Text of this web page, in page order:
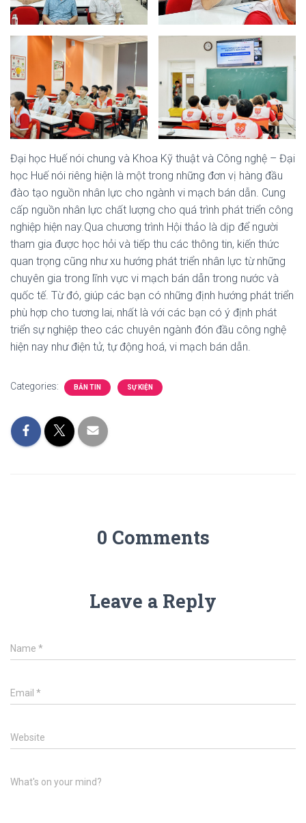
Đại học Huế nói chung và Khoa Kỹ thuật và Công nghệ – Đại
học Huế nói riêng hiện là một trong những đơn vị hàng đầu
đào tạo nguồn nhân lực cho ngành vi mạch bán dẫn. Cung
cấp nguồn nhân lực chất lượng cho quá trình phát triển công
nghiệp hiện nay.Qua chương trình Hội thảo là dịp để người
tham gia được học hỏi và tiếp thu các thông tin, kiến thức
quan trọng cũng như xu hướng phát triển nhân lực từ những
chuyên gia trong lĩnh vực vi mạch bán dẫn trong nước và
quốc tế. Từ đó, giúp các bạn có những định hướng phát triển
phù hợp cho tương lai, nhất là với các bạn có ý định phát
triển sự nghiệp theo các chuyên ngành đón đầu công nghệ
hiện nay như điện tử, tự động hoá, vi mạch bán dẫn.
Categories: BẢN TIN SỰ KIỆN
0 Comments
Leave a Reply
Name *
Email *
Website
What's on your mind?